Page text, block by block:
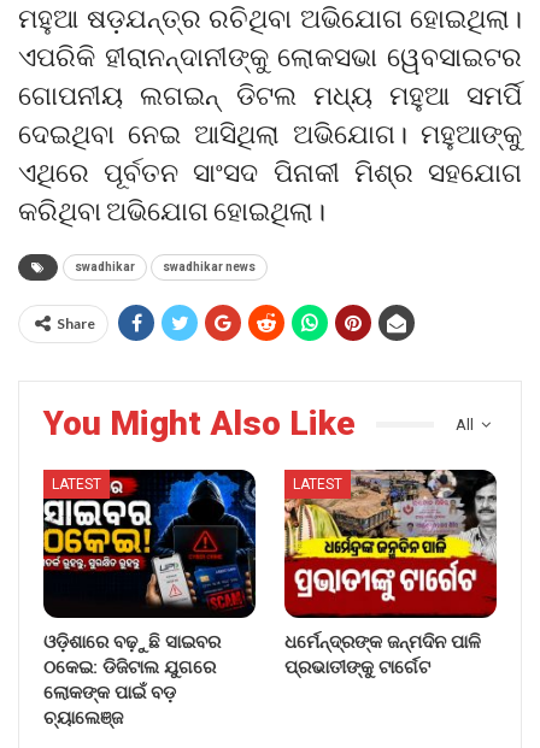
ମହୁଆ ଷଡ଼ଯନ୍ତ୍ର ରଚିଥିବା ଅଭିଯୋଗ ହୋଇଥିଲା।
ଏପରିକି ହୀରାନନ୍ଦାନୀଙ୍କୁ ଲୋକସଭା ୱେବସାଇଟର
ଗୋପନୀୟ ଲଗଇନ୍ ଡିଟଲ ମଧ୍ୟ ମହୁଆ ସମର୍ପି
ଦେଇଥିବା ନେଇ ଆସିଥିଲା ଅଭିଯୋଗ। ମହୁଆଙ୍କୁ
ଏଥିରେ ପୂର୍ବତନ ସାଂସଦ ପିନାକୀ ମିଶ୍ର ସହଯୋଗ
କରିଥିବା ଅଭିଯୋଗ ହୋଇଥିଲା।
swadhikar swadhikar news
Share
All
You Might Also Like
LATEST
ଓଡ଼ିଶାରେ ବଢ଼ୁଛି ସାଇବର
ଠକେଇ: ଡିଜିଟାଲ ଯୁଗରେ
ଲୋକଙ୍କ ପାଇଁ ବଡ଼
ଚ୍ୟାଲେଞ୍ଜ
LATEST
ଧର୍ମେନ୍ଦ୍ରଙ୍କ ଜନ୍ମଦିନ ପାଳି
ପ୍ରଭାତୀଙ୍କୁ ଟାର୍ଗେଟ